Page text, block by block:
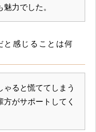
力でした。
と感じることは何
ると慌ててしまう
がサポートしてく